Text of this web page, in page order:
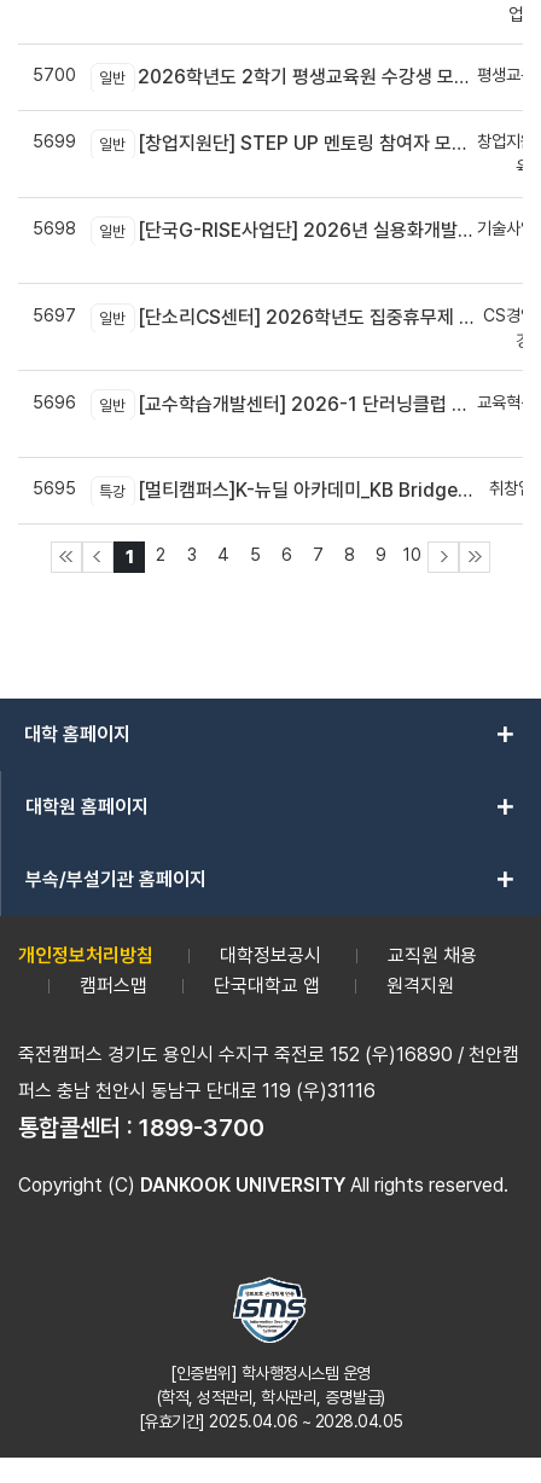
업
5700 일반 2026학년도 2학기 평생교육원 수강생 모집안내 평생교육
5699 일반 [창업지원단] STEP UP 멘토링 참여자 모집(~7월 29일)
창업지원
육
5698 일반 [단국G-RISE사업단] 2026년 실용화개발 지원(Grant) 과제 공고_~8/14(금)까지
기술사업
5697 일반 [단소리CS센터] 2026학년도 집중휴무제 안내 (EMS 및 이메일 발송 접수기한 : 7/24(금) 오후 12시까지)
CS경영
경
5696 일반 [교수학습개발센터] 2026-1 단러닝클럽 Best Practice 공모전 결과 안내
교육혁신
5695 특강 [멀티캠퍼스]K-뉴딜 아카데미_KB Bridge 과정 취창업
1 2 3 4 5 6 7 8 9 10
대학 홈페이지 add
대학원 홈페이지 add
부속/부설기관 홈페이지 add
개인정보처리방침 대학정보공시
교직원 채용
캠퍼스맵
단국대학교 앱 원격지원
죽전캠퍼스 경기도 용인시 수지구 죽전로 152 (우)16890 / 천안캠
퍼스 충남 천안시 동남구 단대로 119 (우)31116
통합콜센터 : 1899-3700
Copyright (C) DANKOOK UNIVERSITY All rights reserved.
[인증범위] 학사행정시스템 운영
(학적, 성적관리, 학사관리, 증명발급)
[유효기간] 2025.04.06 ~ 2028.04.05